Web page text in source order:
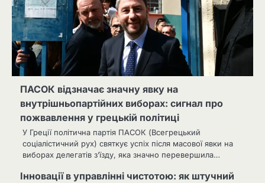
ПАСОК відзначає значну явку на
внутрішньопартійних виборах: сигнал про
пожвавлення у грецькій політиці
У Греції політична партія ПАСОК (Всегрецький
соціалістичний рух) святкує успіх після масової явки на
виборах делегатів з’їзду, яка значно перевершила…
Інновації в управлінні чистотою: як штучний